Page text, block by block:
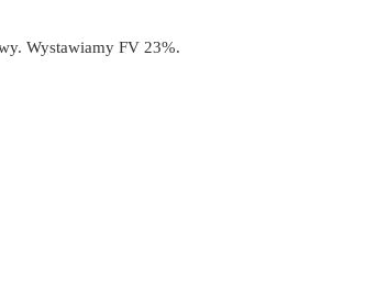
Wystawiamy FV 23%.